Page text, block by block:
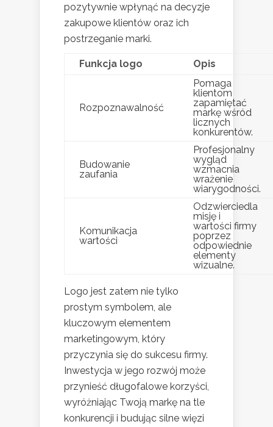
pozytywnie wpłynąć na decyzje
zakupowe klientów oraz ich
postrzeganie marki.
Funkcja logo Opis
Rozpoznawalność
Pomaga
klientom
zapamiętać
markę wśród
licznych
konkurentów.
Budowanie
zaufania
Profesjonalny
wygląd
wzmacnia
wrażenie
wiarygodności.
Komunikacja
wartości
Odzwierciedla
misję i
wartości firmy
poprzez
odpowiednie
elementy
wizualne.
Logo jest zatem nie tylko
prostym symbolem, ale
kluczowym elementem
marketingowym, który
przyczynia się do sukcesu firmy.
Inwestycja w jego rozwój może
przynieść długofalowe korzyści,
wyróżniając Twoją markę na tle
konkurencji i budując silne więzi